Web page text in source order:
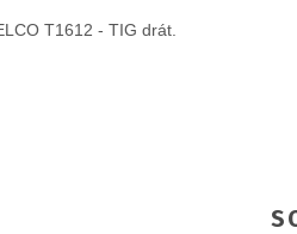
T1612 - TIG drát.